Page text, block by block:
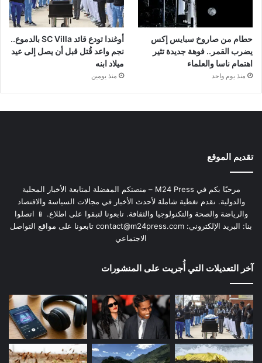
حطام من صاروخ سبايس إكس
يضرب القمر.. فوهة جديدة تثير
اهتمام ناسا والعلماء
منذ يوم واحد
أوغندا تودع قائد SC Villa بالدموع..
نجم واعد قُتل قبل أن يصل إلى عيد
ميلاد ابنه
منذ يومين
تقديم الموقع
مرحبًا بكم في M24 Press – منصتكم المفضلة لمتابعة الأخبار المحلية
والدولية. نقدم تغطية شاملة لأحدث الأخبار في مجالات السياسة والاقتصاد
والرياضة والصحة والتكنولوجيا والثقافة. تابعونا لتبقوا على اطلاع. 📱 اتصلوا
بنا: البريد الإلكتروني: contact@m24press.com تابعونا على مواقع التواصل
الاجتماعي
آخر التعديلات التي أُجريت على المنشورات